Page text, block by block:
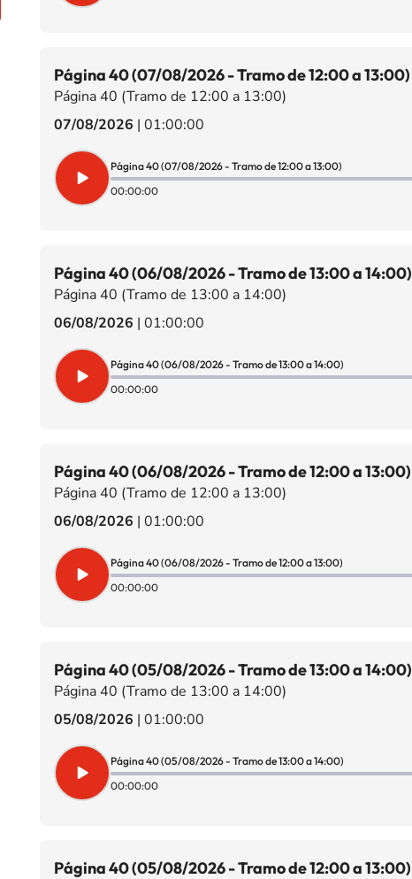
Página 40 (07/08/2026 - Tramo de 12:00 a 13:00)
Página 40 (Tramo de 12:00 a 13:00)
07/08/2026 | 01:00:00
Página 40 (07/08/2026 - Tramo de 12:00 a 13:00)
00:00:00
Página 40 (06/08/2026 - Tramo de 13:00 a 14:00)
Página 40 (Tramo de 13:00 a 14:00)
06/08/2026 | 01:00:00
Página 40 (06/08/2026 - Tramo de 13:00 a 14:00)
00:00:00
Página 40 (06/08/2026 - Tramo de 12:00 a 13:00)
Página 40 (Tramo de 12:00 a 13:00)
06/08/2026 | 01:00:00
Página 40 (06/08/2026 - Tramo de 12:00 a 13:00)
00:00:00
Página 40 (05/08/2026 - Tramo de 13:00 a 14:00)
Página 40 (Tramo de 13:00 a 14:00)
05/08/2026 | 01:00:00
Página 40 (05/08/2026 - Tramo de 13:00 a 14:00)
00:00:00
Página 40 (05/08/2026 - Tramo de 12:00 a 13:00)